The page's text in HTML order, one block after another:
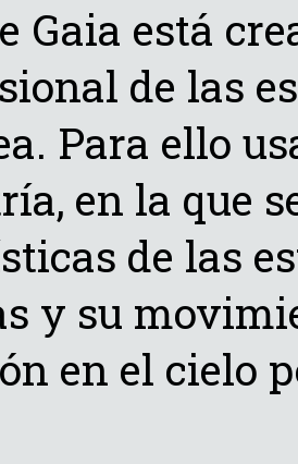
Gaia está
de las
Para ello
en la que
de las
y su
en el cielo